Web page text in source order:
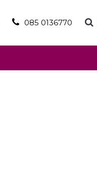
085 0136770